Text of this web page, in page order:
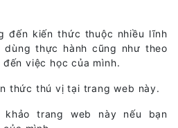
đến kiến thức thuộc nhiều lĩnh
thực hành cũng như theo
việc học của mình.
thức thú vị tại trang web này.
khảo trang web này nếu bạn